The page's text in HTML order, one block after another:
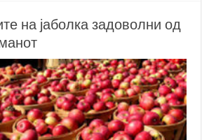
на јаболка задоволни од